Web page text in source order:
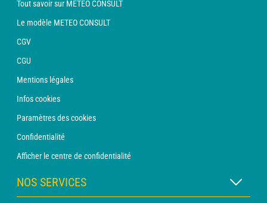
Tout savoir sur METEO CONSULT
Le modèle METEO CONSULT
CGV
CGU
Mentions légales
Infos cookies
Paramètres des cookies
Confidentialité
Afficher le centre de confidentialité
NOS SERVICES